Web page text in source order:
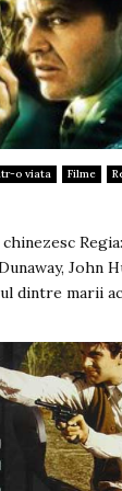
o viata Filme
John
dintre marii